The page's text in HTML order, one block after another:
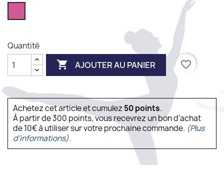
Quantité
 AJOUTER AU PANIER favorite_border
Achetez cet article et cumulez 50points.
À partir de 300 points, vous recevrez un bon d’achat
de 10€ à utiliser sur votre prochaine commande. (Plus
d'informations).